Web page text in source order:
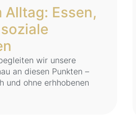
Alltag: Essen,
wir unsere
an diesen Punkten –
und ohne erhhobenen